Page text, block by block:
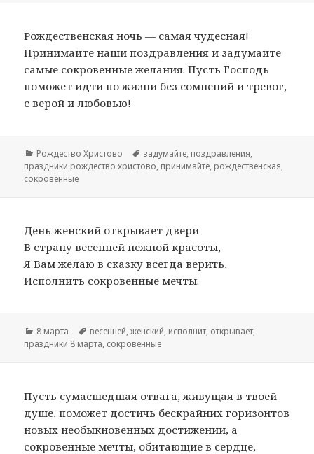
Рождественская ночь — самая чудесная!
Принимайте наши поздравления и задумайте
самые сокровенные желания. Пусть Господь
поможет идти по жизни без сомнений и тревог,
с верой и любовью!
Рубрики
Рождество Христово Метки
задумайте, поздравления,
праздники рождество христово, принимайте, рождественская,
сокровенные
День женский открывает двери
В страну весенней нежной красоты,
Я Вам желаю в сказку всегда верить,
Исполнить сокровенные мечты.
Рубрики
8 марта Метки
весенней,женский, исполнит, открывает,
праздники 8 марта, сокровенные
Пусть сумасшедшая отвага, живущая в твоей
душе, поможет достичь бескрайних горизонтов
новых необыкновенных достижений, а
сокровенные мечты, обитающие в сердце,